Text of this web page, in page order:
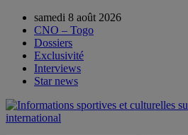
samedi 8 août 2026
CNO – Togo
Dossiers
Exclusivité
Interviews
Star news
international